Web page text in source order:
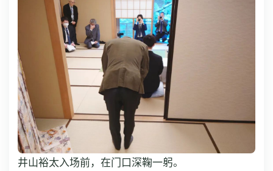
井山裕太入场前，在门口深鞠一躬。